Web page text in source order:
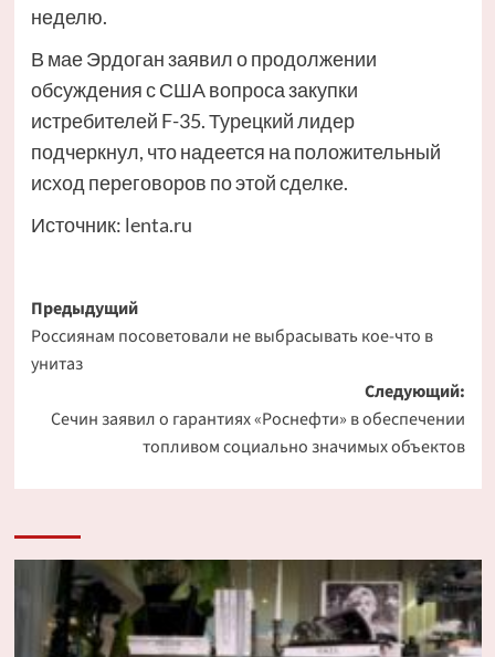
неделю.
В мае Эрдоган заявил о продолжении
обсуждения с США вопроса закупки
истребителей F-35. Турецкий лидер
подчеркнул, что надеется на положительный
исход переговоров по этой сделке.
Источник: lenta.ru
Навигация
записи
Предыдущий
Россиянам посоветовали не выбрасывать кое-что в
унитаз
Следующий:
Сечин заявил о гарантиях «Роснефти» в обеспечении
топливом социально значимых объектов